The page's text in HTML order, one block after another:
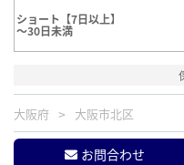
ショート【7日以上】
～30日未満
大阪府 大阪市北区
お問合わせ